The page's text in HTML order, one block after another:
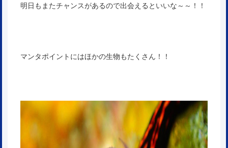
明日もまたチャンスがあるので出会えるといいな～～！！
マンタポイントにはほかの生物もたくさん！！